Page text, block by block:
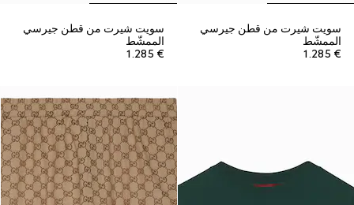
سويت شيرت من قطن جيرسي
الممشّط
€ 1.285
سويت شيرت من قطن جيرسي
الممشّط
€ 1.285